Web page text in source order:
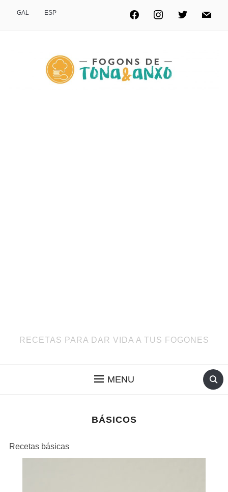
GAL ESP
RECETAS PARA DAR VIDA A TUS FOGONES
MENU
BÁSICOS
Recetas básicas